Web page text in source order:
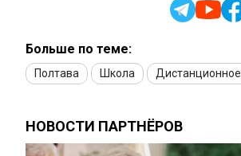
Больше по теме:
Полтава Школа